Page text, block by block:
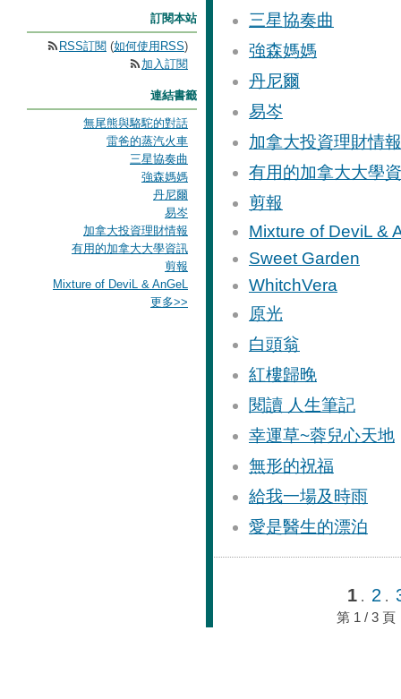
三星協奏曲
強森媽媽
丹尼爾
易岑
加拿大投資理財情報
有用的加拿大大學
剪報
Mixture of DeviL &
Sweet Garden
WhitchVera
原光
白頭翁
紅樓歸晚
閱讀 人生筆記
幸運草~蓉兒心天地
無形的祝福
給我一場及時雨
愛是醫生的漂泊
1 . 2 .
第 1 / 3
訂閱本站
RSS訂閱 (如何使用RSS)
加入訂閱
連結書籤
無尾熊與駱駝的對話
雷爸的蒸汽火車
三星協奏曲
強森媽媽
丹尼爾
易岑
加拿大投資理財情報
有用的加拿大大學資訊
剪報
Mixture of DeviL & AnGeL
更多>>